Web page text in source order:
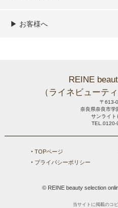
ご利用ガイド
決済／配送／送料について
取り扱い商品一覧
顧客情報の取扱について
特定商取引法の表記
▶︎ お客様へ
REINE
（ライネビューテ
〒613-
奈良県奈良市学
サンライト
TEL.0120-
‣ TOPページ
‣ プライバシーポリシー
© REINE beauty selection
当サイトに掲載のコ